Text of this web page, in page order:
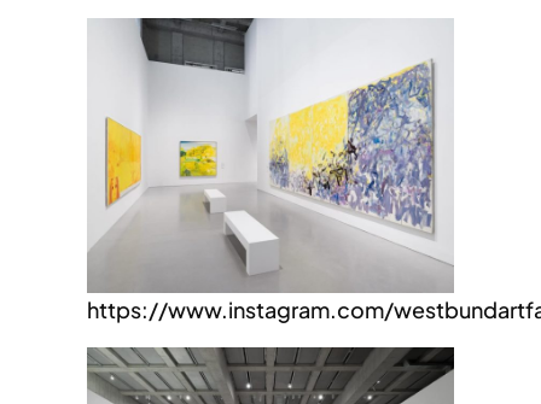
https://www.instagram.com/